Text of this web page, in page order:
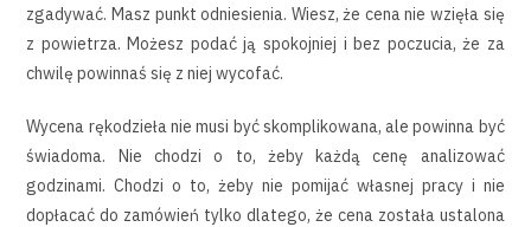
zgadywać. Masz punkt odniesienia. Wiesz, że cena nie wzięła się
z powietrza. Możesz podać ją spokojniej i bez poczucia, że za
chwilę powinnaś się z niej wycofać.
Wycena rękodzieła nie musi być skomplikowana, ale powinna być
świadoma. Nie chodzi o to, żeby każdą cenę analizować
godzinami. Chodzi o to, żeby nie pomijać własnej pracy i nie
dopłacać do zamówień tylko dlatego, że cena została ustalona